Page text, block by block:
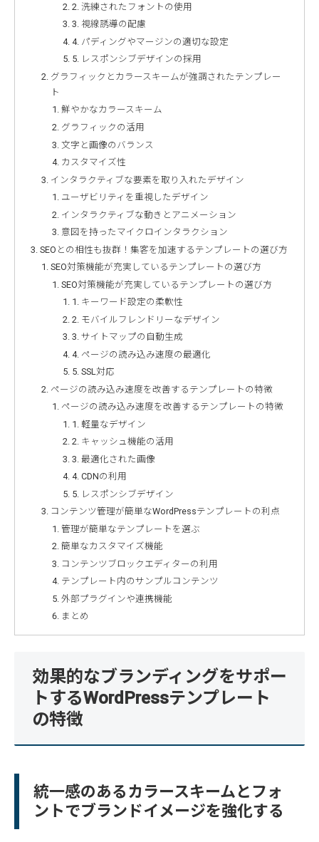
2. 洗練されたフォントの使用
3. 視線誘導の配慮
4. パディングやマージンの適切な設定
5. レスポンシブデザインの採用
グラフィックとカラースキームが強調されたテンプレー
ト
鮮やかなカラースキーム
グラフィックの活用
文字と画像のバランス
カスタマイズ性
インタラクティブな要素を取り入れたデザイン
ユーザビリティを重視したデザイン
インタラクティブな動きとアニメーション
意図を持ったマイクロインタラクション
SEOとの相性も抜群！集客を加速するテンプレートの選び方
SEO対策機能が充実しているテンプレートの選び方
SEO対策機能が充実しているテンプレートの選び方
1. キーワード設定の柔軟性
2. モバイルフレンドリーなデザイン
3. サイトマップの自動生成
4. ページの読み込み速度の最適化
5. SSL対応
ページの読み込み速度を改善するテンプレートの特徴
ページの読み込み速度を改善するテンプレートの特徴
1. 軽量なデザイン
2. キャッシュ機能の活用
3. 最適化された画像
4. CDNの利用
5. レスポンシブデザイン
コンテンツ管理が簡単なWordPressテンプレートの利点
管理が簡単なテンプレートを選ぶ
簡単なカスタマイズ機能
コンテンツブロックエディターの利用
テンプレート内のサンプルコンテンツ
外部プラグインや連携機能
まとめ
効果的なブランディングをサポー
トするWordPressテンプレート
の特徴
統一感のあるカラースキームとフォ
ントでブランドイメージを強化する